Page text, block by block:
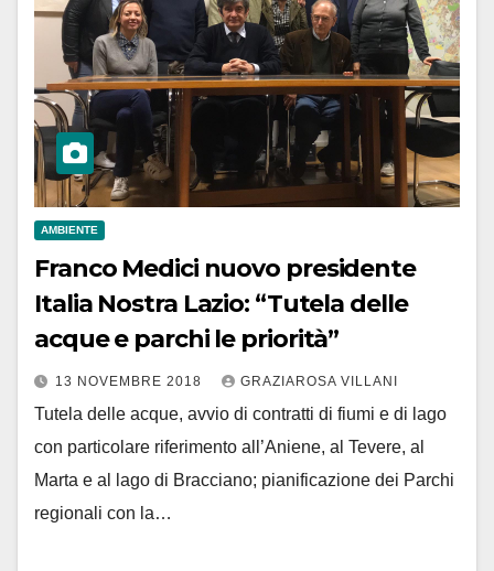
AMBIENTE
Franco Medici nuovo presidente
Italia Nostra Lazio: “Tutela delle
acque e parchi le priorità”
13 NOVEMBRE 2018 GRAZIAROSA VILLANI
Tutela delle acque, avvio di contratti di fiumi e di lago
con particolare riferimento all’Aniene, al Tevere, al
Marta e al lago di Bracciano; pianificazione dei Parchi
regionali con la…